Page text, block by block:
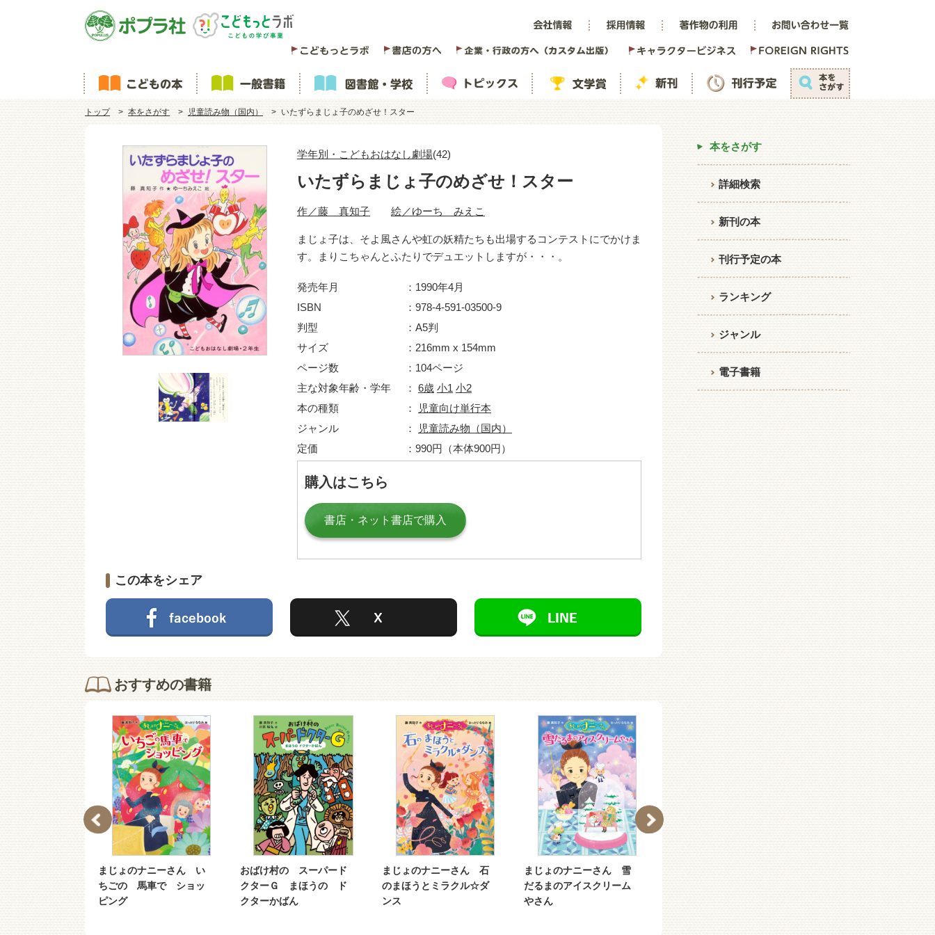
トップ 本をさがす 児童読み物（国内） いたずらまじょ子のめざせ！スター
学年別・こどもおはなし劇場(42)
いたずらまじょ子のめざせ！スター
作／藤 真知子 絵／ゆーち みえこ
まじょ子は、そよ風さんや虹の妖精たちも出場するコンテストにでかけま
す。まりこちゃんとふたりでデュエットしますが・・・。
発売年月
1990年4月
ISBN
978-4-591-03500-9
判型
A5判
サイズ
216mm x 154mm
ページ数
104ページ
主な対象年齢・学年
6歳 小1 小2
本の種類
児童向け単行本
ジャンル
児童読み物（国内）
定価
990円（本体900円）
購入はこちら
書店・ネット書店で購入
この本をシェア
おすすめの書籍
まじょのナニーさん い
ちごの 馬車で ショッ
ピング
おばけ村の スーパード
クターＧ まほうの ド
クターかばん
まじょのナニーさん 石
のまほうとミラクル☆ダ
ンス
まじょのナニーさん 雪
だるまのアイスクリーム
やさん
本をさがす
詳細検索
新刊の本
刊行予定の本
ランキング
ジャンル
電子書籍